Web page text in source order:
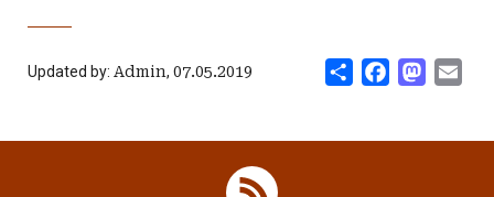
Updated by: Admin, 07.05.2019 Share Facebook